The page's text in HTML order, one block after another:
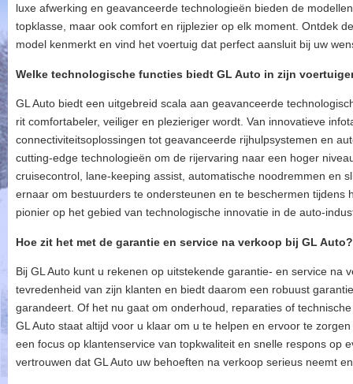
luxe afwerking en geavanceerde technologieën bieden de
topklasse, maar ook comfort en rijplezier op elk moment. Ontdek
model kenmerkt en vind het voertuig dat perfect aansluit bij uw
Welke technologische functies biedt GL Auto in zijn
GL Auto biedt een uitgebreid scala aan geavanceerde
rit comfortabeler, veiliger en plezieriger wordt. Van innovatieve
connectiviteitsoplossingen tot geavanceerde rijhulpsystemen en
cutting-edge technologieën om de rijervaring naar een hoger
cruisecontrol, lane-keeping assist, automatische noodremmen en
ernaar om bestuurders te ondersteunen en te beschermen tijdens
pionier op het gebied van technologische innovatie in de auto-
Hoe zit het met de garantie en service na verkoop bij GL Auto?
Bij GL Auto kunt u rekenen op uitstekende garantie- en service na
tevredenheid van zijn klanten en biedt daarom een robuust
garandeert. Of het nu gaat om onderhoud, reparaties of
GL Auto staat altijd voor u klaar om u te helpen en ervoor te
een focus op klantenservice van topkwaliteit en snelle respons op
vertrouwen dat GL Auto uw behoeften na verkoop serieus neemt